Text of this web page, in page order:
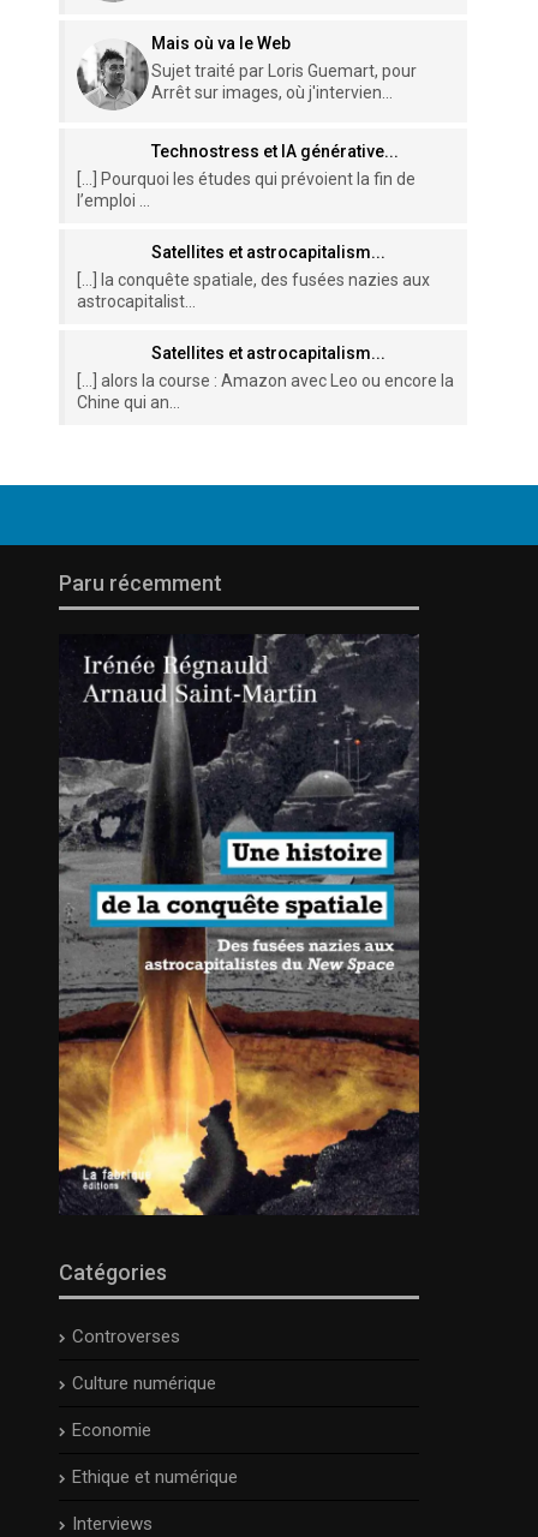
Mais où va le Web
Sujet traité par Loris Guemart, pour
Arrêt sur images, où j'intervien...
Technostress et IA générative...
[…] Pourquoi les études qui prévoient la fin de
l’emploi ...
Satellites et astrocapitalism...
[…] la conquête spatiale, des fusées nazies aux
astrocapitalist...
Satellites et astrocapitalism...
[…] alors la course : Amazon avec Leo ou encore la
Chine qui an...
Paru récemment
Catégories
Controverses
Culture numérique
Economie
Ethique et numérique
Interviews